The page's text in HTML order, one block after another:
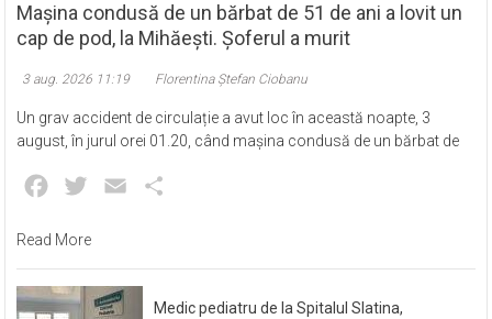
Mașina condusă de un bărbat de 51 de ani a lovit un
cap de pod, la Mihăești. Șoferul a murit
3 aug. 2026 11:19 Florentina Ștefan Ciobanu
Un grav accident de circulație a avut loc în această noapte, 3
august, în jurul orei 01.20, când mașina condusă de un bărbat de
Facebook
Twitter Email
Read More
Medic pediatru de la Spitalul Slatina,